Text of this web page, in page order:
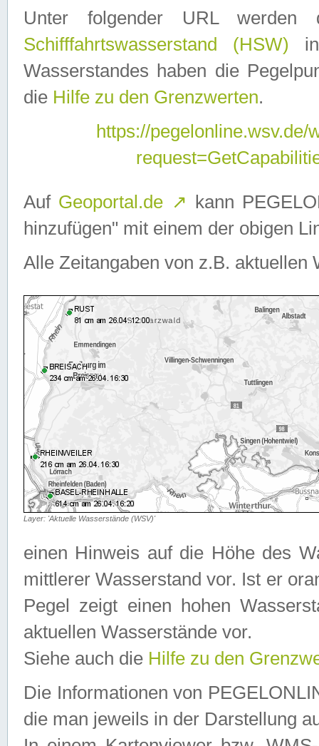
Unter folgender URL
Schifffahrtswasserstand (HSW)
Wasserstandes haben die
die Hilfe zu den Grenzwerten.
https://
Auf Geoportal.de ↗ kann
hinzufügen" mit einem der obigen
Alle Zeitangaben von z.B. aktuellen
Layer: 'Aktuelle Wasserstände (WSV)'
einen Hinweis auf die Höhe des
mittlerer Wasserstand vor. Ist er
Pegel zeigt einen hohen
aktuellen Wasserstände vor.
Siehe auch die Hilfe zu den
Die Informationen von
die man jeweils in der Darstellung